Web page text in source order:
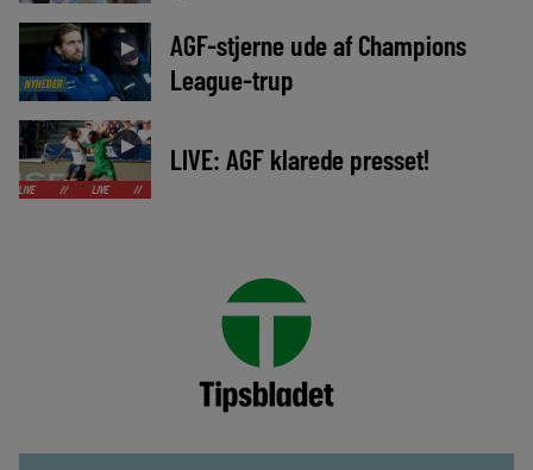
NYHEDER
►
AGF-stjerne ude af Champions
League-trup
►
LIVE // LIVE //
LIVE: AGF klarede presset!